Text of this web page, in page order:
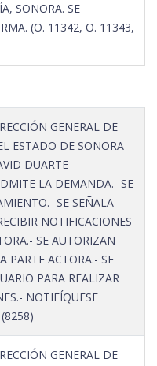
SONORA. SE
(O. 11342, O. 11343,
GENERAL DE
ESTADO DE SONORA
DUARTE
LA DEMANDA.- SE
SE SEÑALA
NOTIFICACIONES
SE AUTORIZAN
PARTE ACTORA.- SE
PARA REALIZAR
NOTIFÍQUESE
GENERAL DE